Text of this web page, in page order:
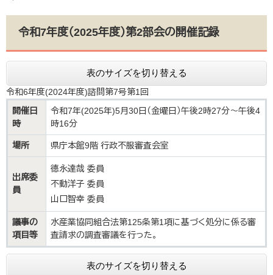
令和7年度（2025年度）第2部会の開催記録
表のサイズを切り替える
令和6年度(2024年度)諮問第7号第1回
開催日
時
令和7年(2025年)5月30日（金曜日）午後2時27分～午後4
時16分
場所 県庁本館9階 行政不服審査会室
出席委
員
德永達哉 委員
不動洋子 委員
山口智幸 委員
議事の
項目等
水産業協同組合法第125条第1項に基づく処分に係る審
査請求の調査審議を行った。
表のサイズを切り替える